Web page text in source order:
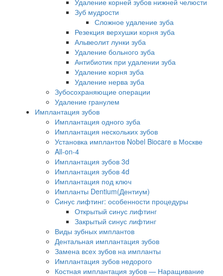
Удаление корней зубов нижней челюсти
Зуб мудрости
Сложное удаление зуба
Резекция верхушки корня зуба
Альвеолит лунки зуба
Удаление больного зуба
Антибиотик при удалении зуба
Удаление корня зуба
Удаление нерва зуба
Зубосохраняющие операции
Удаление гранулем
Имплантация зубов
Имплантация одного зуба
Имплантация нескольких зубов
Установка имплантов Nobel Biocare в Москве
All-on-4
Имплантация зубов 3d
Имплантация зубов 4d
Имплантация под ключ
Импланты Dentium(Дентиум)
Cинус лифтинг: особенности процедуры
Открытый синус лифтинг
Закрытый синус лифтинг
Виды зубных имплантов
Дентальная имплантация зубов
Замена всех зубов на импланты
Имплантация зубов недорого
Костная имплантация зубов — Наращивание